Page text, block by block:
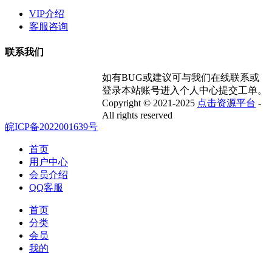
VIP介绍
客服咨询
联系我们
如有BUG或建议可与我们在线联系或
登录本站账号进入个人中心提交工单。
Copyright © 2021-2025 点击资源平台 -
All rights reserved
皖ICP备2022001639号
首页
用户中心
会员介绍
QQ客服
首页
分类
会员
我的